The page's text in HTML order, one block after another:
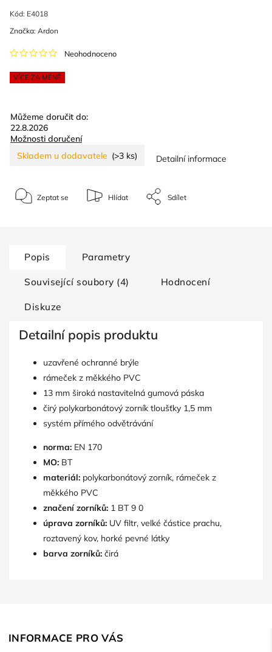
Kód: E4018
VÍCE ZA MÉNĚ
Neohodnoceno
Značka: Ardon
Můžeme doručit do:
22.8.2026
Možnosti doručení
Skladem u dodavatele (>3 ks) Detailní informace
Zeptat se Hlídat Sdílet
Popis Parametry
Související soubory (4) Hodnocení
Diskuze
Detailní popis produktu
uzavřené ochranné brýle
rámeček z měkkého PVC
13 mm široká nastavitelná gumová páska
čirý polykarbonátový zorník tloušťky 1,5 mm
systém přímého odvětrávání
norma: EN 170
MO: BT
materiál: polykarbonátový zorník, rámeček z
měkkého PVC
značení zorníků: 1 BT 9 0
úprava zorníků: UV filtr, velké částice prachu,
roztavený kov, horké pevné látky
barva zorníků: čirá
INFORMACE PRO VÁS